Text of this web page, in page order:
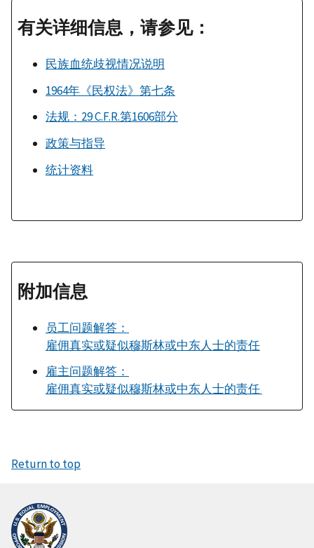
有关详细信息，请参见：
民族血统歧视情况说明
1964年《民权法》第七条
法规：29 C.F.R.第1606部分
政策与指导
统计资料
附加信息
员工问题解答：
雇佣真实或疑似穆斯林或中东人士的责任
雇主问题解答：
雇佣真实或疑似穆斯林或中东人士的责任
Return to top